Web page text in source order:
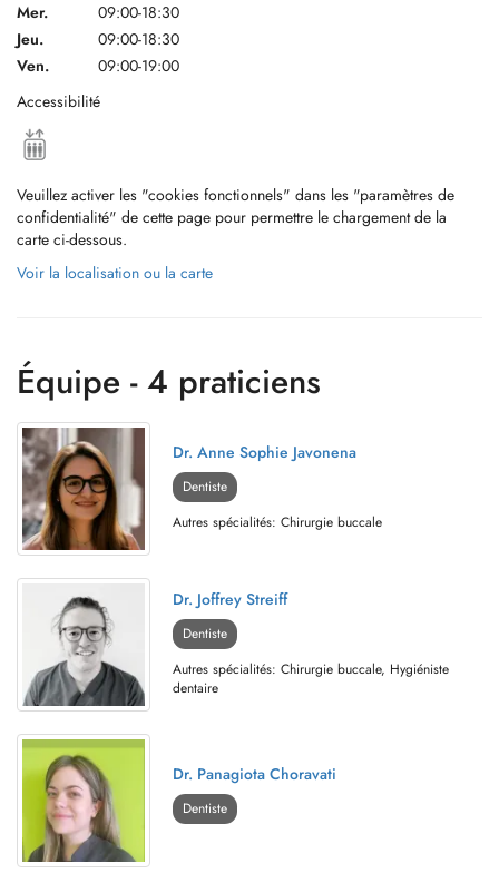
Mer.
09:00-18:30
Jeu.
09:00-18:30
Ven.
09:00-19:00
Accessibilité
Veuillez activer les "cookies fonctionnels" dans les "paramètres de
confidentialité" de cette page pour permettre le chargement de la
carte ci-dessous.
Voir la localisation ou la carte
Équipe - 4 praticiens
Dr. Anne Sophie Javonena
Dentiste
Autres spécialités: Chirurgie buccale
Dr. Joffrey Streiff
Dentiste
Autres spécialités: Chirurgie buccale, Hygiéniste
dentaire
Dr. Panagiota Choravati
Dentiste